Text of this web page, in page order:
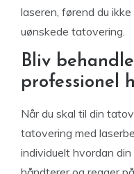
laseren, førend du
uønskede tatovering.
Bliv
professionel
Når du skal til din
tatovering med
individuelt hvordan